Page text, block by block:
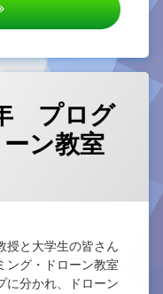
月14日 こども防犯教室
プログ
ン教室
授と大学生の皆さん
ング・ドローン教室
に分かれ、ドローン